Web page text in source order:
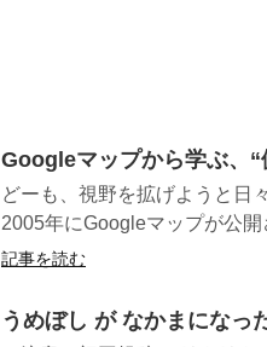
Googleマップから学ぶ、
どーも、視野を拡げようと日
2005年にGoogleマップが公
記事を読む
うめぼし が なかまになっ